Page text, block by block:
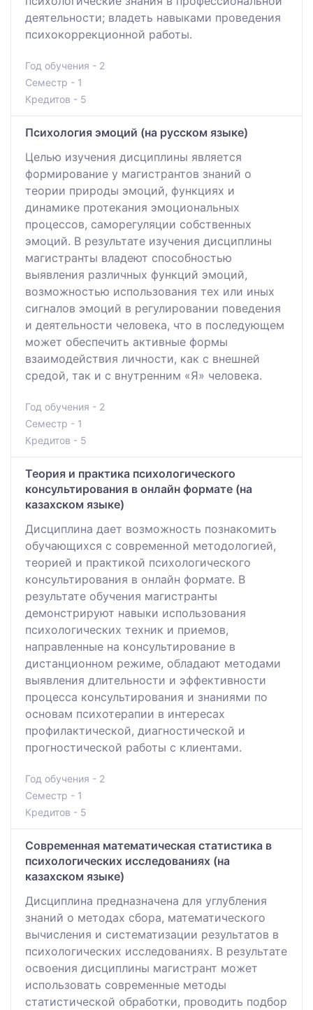
деятельности; владеть навыками проведения
психокоррекционной работы.
Год обучения - 2
Семестр - 1
Кредитов - 5
Психология эмоций (на русском языке)
Целью изучения дисциплины является
формирование у магистрантов знаний о
теории природы эмоций, функциях и
динамике протекания эмоциональных
процессов, саморегуляции собственных
эмоций. В результате изучения дисциплины
магистранты владеют способностью
выявления различных функций эмоций,
возможностью использования тех или иных
сигналов эмоций в регулировании поведения
и деятельности человека, что в последующем
может обеспечить активные формы
взаимодействия личности, как с внешней
средой, так и с внутренним «Я» человека.
Год обучения - 2
Семестр - 1
Кредитов - 5
Теория и практика психологического
консультирования в онлайн формате (на
казахском языке)
Дисциплина дает возможность познакомить
обучающихся с современной методологией,
теорией и практикой психологического
консультирования в онлайн формате. В
результате обучения магистранты
демонстрируют навыки использования
психологических техник и приемов,
направленные на консультирование в
дистанционном режиме, обладают методами
выявления длительности и эффективности
процесса консультирования и знаниями по
основам психотерапии в интересах
профилактической, диагностической и
прогностической работы с клиентами.
Год обучения - 2
Семестр - 1
Кредитов - 5
Современная математическая статистика в
психологических исследованиях (на
казахском языке)
Дисциплина предназначена для углубления
знаний о методах сбора, математического
вычисления и систематизации результатов в
психологических исследованиях. В результате
освоения дисциплины магистрант может
использовать современные методы
статистической обработки, проводить подбор